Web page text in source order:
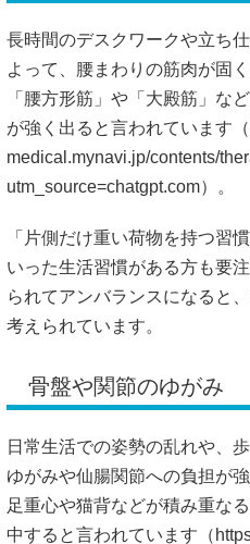
長時間のデスクワークや立ち
よって、腰まわりの筋肉が固
「腰方形筋」や「大殿筋」な
が強く出ると言われています（
medical.mynavi.jp/contents/
utm_source=chatgpt.com）。
「片側だけ重い荷物を持つ習
いった生活習慣がある方も要
られてアンバランスになると
考えられています。
骨盤や関節のゆがみ
日常生活での姿勢の乱れや、
ゆがみや仙腸関節への負担が
足重心や猫背などが積み重な
中すると言われています（